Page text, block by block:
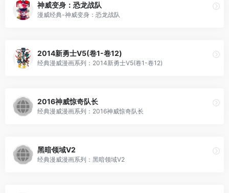
神威变身：恐龙战队
漫威经典-神威变身：恐龙战队
2014新勇士V5(卷1-卷12)
经典漫威漫画系列：2014新勇士V5(卷1-卷12)
2016神威惊奇队长
经典漫威漫画系列：2016神威惊奇队长
黑暗领域V2
经典漫威漫画系列：黑暗领域V2